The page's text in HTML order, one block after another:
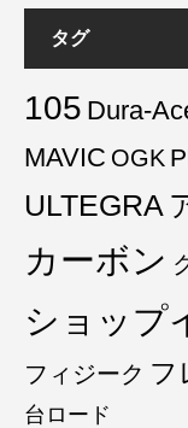
タグ
105 Dura-
MAVIC OGK
ULTEGRA
カーボン
ショップ
フィジーク フ
台ロード